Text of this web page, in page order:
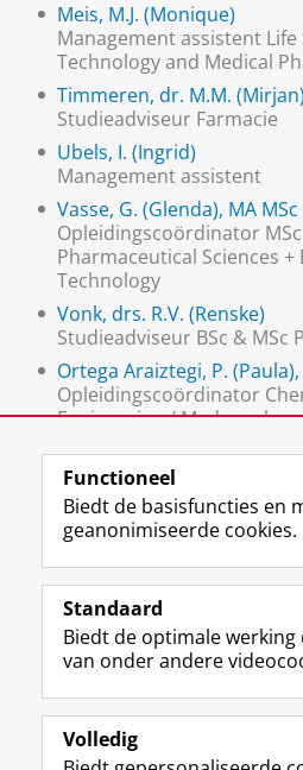
Meis, M.J. (Monique)
Management assistent Life
Technology and Medical
Timmeren, dr. M.M.
Studieadviseur Farmacie
Ubels, I. (Ingrid)
Management assistent
Vasse, G. (Glenda), MA MSc
Opleidingscoördinator
Pharmaceutical Sciences +
Technology
Vonk, drs. R.V. (Renske)
Studieadviseur BSc & MSc
Ortega Araiztegi, P. (Paula),
Opleidingscoördinator
Engineering / Medewerker
Volg de RUG
F
a
e
b
o
p
Studiekiezers
Alumni
Functioneel
Biedt de basisfuncties en
geanonimiseerde cookies.
Standaard
Biedt de optimale
van onder andere
Volledig